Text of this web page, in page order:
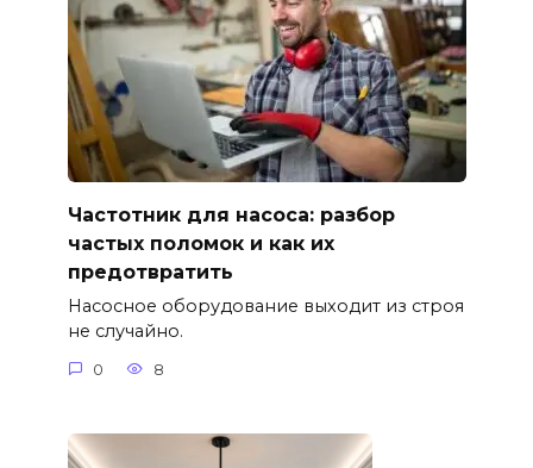
Частотник для насоса: разбор
частых поломок и как их
предотвратить
Насосное оборудование выходит из строя
не случайно.
0 8